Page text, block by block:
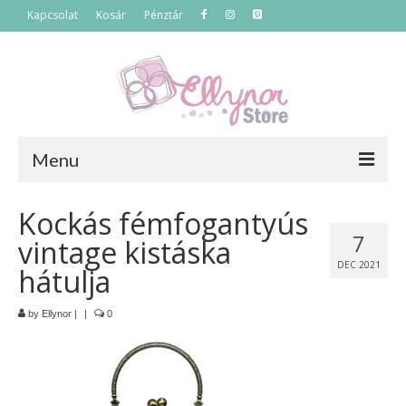
Kapcsolat Kosár Pénztár
Menu
Főoldal
Termékek
Szettek
Akciós termékek
Neszeszerek
7
DEC 2021
Kockás fémfogantyús
vintage kistáska
hátulja
by Ellynor | | 0